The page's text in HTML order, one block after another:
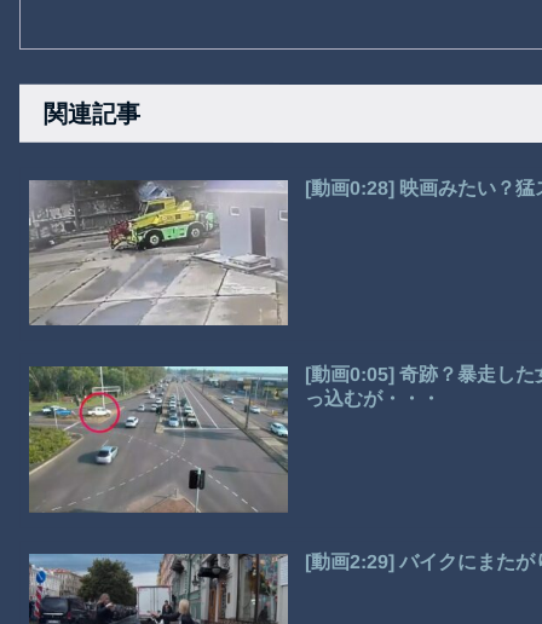
関連記事
[動画0:28] 映画みたい？
[動画0:05] 奇跡？暴走し
っ込むが・・・
[動画2:29] バイクにまた